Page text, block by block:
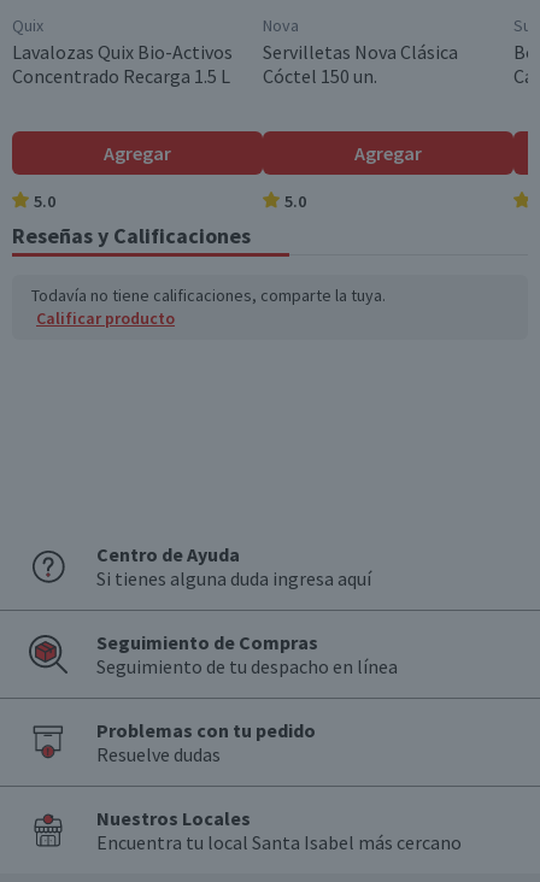
Garantía Proveedor
6 meses, a partir de la entrega del producto
Quix
Lavalozas Quix Bio-Activos
Concentrado Recarga 1.5 L
Agregar
5.0
Nova
Servilletas Nova Clásica
Cóctel 150 un.
Agregar
5.0
Reseñas y Calificaciones
Todavía no tiene calificaciones, comparte la tuya.
Calificar producto
Centro de Ayuda
Si tienes alguna duda ingresa aquí
Seguimiento de Compras
Seguimiento de tu despacho en línea
Problemas con tu pedido
Resuelve dudas
Nuestros Locales
Encuentra tu local Santa Isabel más cercano